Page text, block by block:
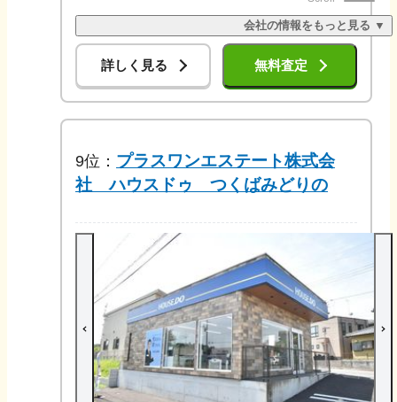
会社の情報をもっと見る ▼
詳しく見る 無料査定
9位： プラスワンエステート株式会
社 ハウスドゥ つくばみどりの